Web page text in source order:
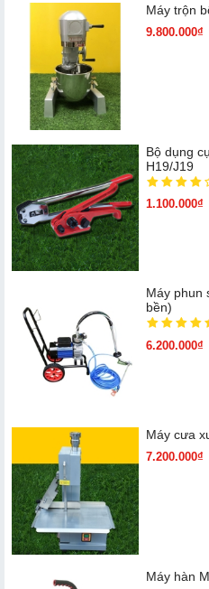
Máy trộn
9.800.000₫
Bộ dụng
H19/J19
1.100.000₫
Máy phun
bền)
6.200.000₫
Máy cưa
7.200.000₫
Máy hàn